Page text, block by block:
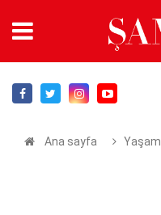
Ana sayfa Yaşam